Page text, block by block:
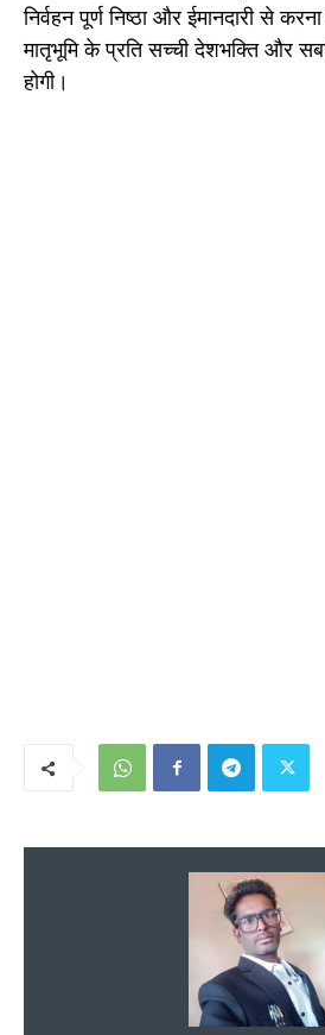
निर्वहन पूर्ण निष्ठा और ईमानदारी से
मातृभूमि के प्रति सच्ची देशभक्ति और सबसे
होगी।